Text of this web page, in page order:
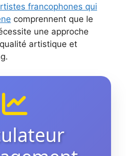
francophones qui
comprennent que le
une approche
artistique et